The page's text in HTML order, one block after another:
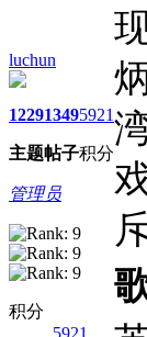
luchun
1229
主题
1349
帖子
5921
积分
管理员
积分
5921